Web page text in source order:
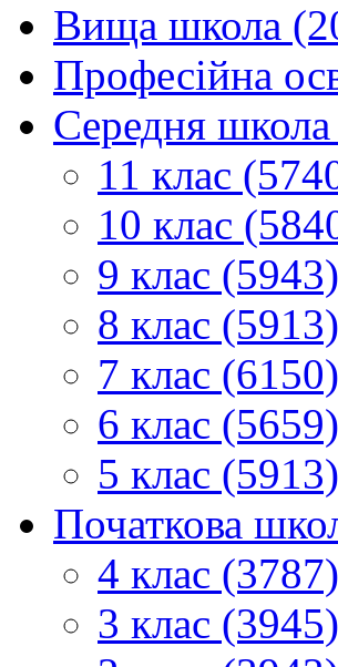
Вища школа
Професійна
Середня
11 клас
10 клас
9 клас (5943)
8 клас (5913)
7 клас (6150)
6 клас (5659)
5 клас (5913)
Початкова
4 клас (3787)
3 клас (3945)